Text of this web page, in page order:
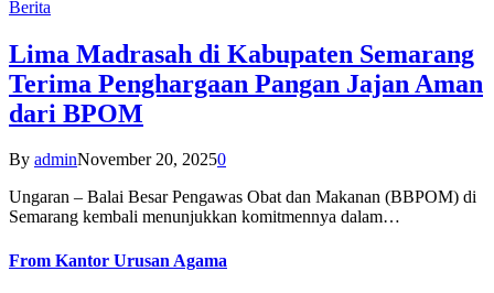
Berita
Lima Madrasah di Kabupaten Semarang
Terima Penghargaan Pangan Jajan Aman
dari BPOM
By adminNovember 20, 20250
Ungaran – Balai Besar Pengawas Obat dan Makanan (BBPOM) di
Semarang kembali menunjukkan komitmennya dalam…
From Kantor Urusan Agama